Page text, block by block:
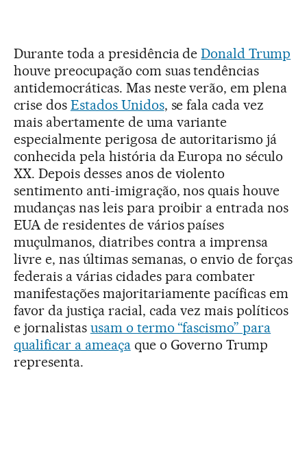
Durante toda a presidência deDonald Trump
houve preocupação com suas tendências
antidemocráticas. Mas neste verão, em plena
crise dos Estados Unidos, se fala cada vez
mais abertamente de uma variante
especialmente perigosa de autoritarismo já
conhecida pela história da Europa no século
XX. Depois desses anos de violento
sentimento anti-imigração, nos quais houve
mudanças nas leis para proibir a entrada nos
EUA de residentes de vários países
muçulmanos, diatribes contra a imprensa
livre e, nas últimas semanas, o envio de forças
federais a várias cidades para combater
manifestações majoritariamente pacíficas em
favor da justiça racial, cada vez mais políticos
e jornalistas usam o termo “fascismo” para
qualificar a ameaçaque o Governo Trump
representa.